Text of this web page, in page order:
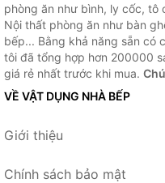
phòng ăn như bình, ly cốc, tô
Nội thất phòng ăn như bàn
bếp... Bằng khả năng sẵn có
tôi đã tổng hợp hơn 200000
giá rẻ nhất trước khi mua.
VỀ VẬT DỤNG NHÀ BẾP
Giới thiệu
Chính sách bảo mật